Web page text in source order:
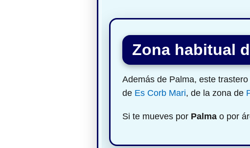
Zona habitual
Además de Palma, este
de Es Corb Mari, de la zona de
Si te mueves por Palma o por